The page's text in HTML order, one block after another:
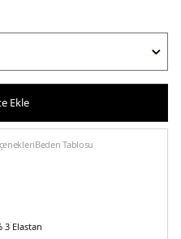
Ekle
Beden Tablosu
3 Elastan